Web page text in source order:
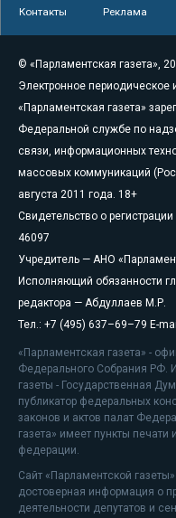
Контакты Реклама
© «Парламентская газета»,
Электронное периодическое
«Парламентская газета»
Федеральной службе по
связи, информационных
массовых коммуникаций
августа 2011 года. 18+
Свидетельство о
46097
Учредитель — АНО
Исполняющий обязанности
редактора — Абдуллаев М.Р.
Тел.: +7 (495) 637–69–79 E-
«Парламентская газета» -
Федерального Собрания РФ.
газеты - Государственная
публикатор федеральных
законов и актов палат
газета» имеет пункты печати
федерации.
Сайт «Парламентской
достоверная информация о
деятельности депутатов и